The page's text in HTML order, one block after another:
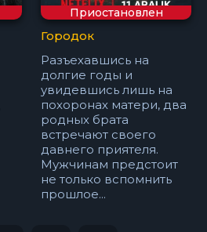
Приостановлен
Городок
Разъехавшись на
долгие годы и
увидевшись лишь на
похоронах матери, два
родных брата
встречают своего
давнего приятеля.
Мужчинам предстоит
не только вспомнить
прошлое...